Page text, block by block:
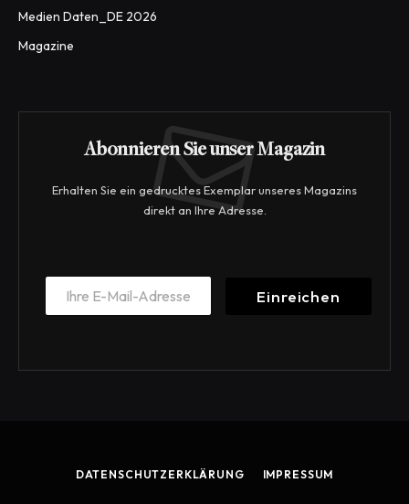
Medien Daten_DE 2026
Magazine
Abonnieren Sie unser Magazin
Erhalten Sie ein gedrucktes Exemplar unseres Magazins
direkt an Ihre Adresse.
E
a
*
Einreichen
DATENSCHUTZERKLÄRUNG IMPRESSUM